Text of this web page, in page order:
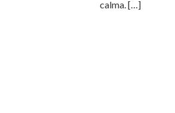
calma. […]